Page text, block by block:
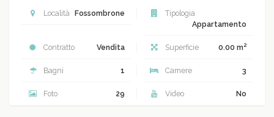
Località Fossombrone
Tipologia
Appartamento
Contratto Vendita Superficie 0.00 m2
Bagni 1 Camere 3
Foto 29 Video No